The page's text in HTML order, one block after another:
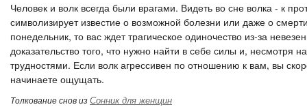
Человек и волк всегда были врагами. Видеть во сне волка - к
символизирует известие о возможной болезни или даже о
понедельник, то вас ждет трагическое одиночество из-за
доказательство того, что нужно найти в себе силы и, несмотря
трудностями. Если волк агрессивен по отношению к вам, вы
начинаете ощущать.
Толкование снов изСонник для женщин